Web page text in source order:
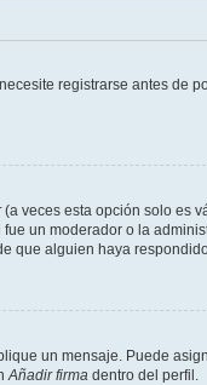
registrarse antes de
(a veces esta opción solo es
un moderador o la
que alguien haya
un mensaje. Puede
Añadir firma dentro del perfil.